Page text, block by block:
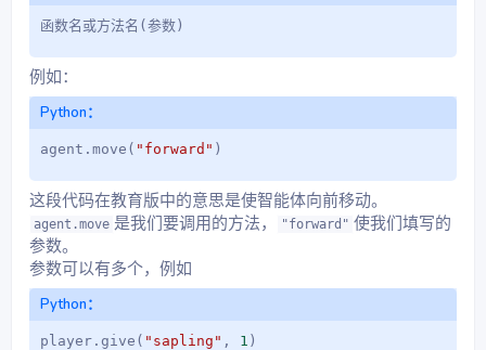
函数名或方法名 ( 参数 )
例如：
Python：
agent . move ( "forward" )
这段代码在教育版中的意思是使智能体向前移动。
agent.move 是我们要调用的方法， "forward" 使我们填写的
参数。
参数可以有多个，例如
Python：
player . give ( "sapling" , 1 )